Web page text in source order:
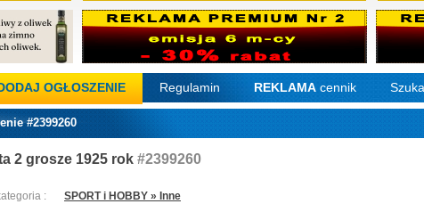
OGŁOSZENIE Regulamin REKLAMA cennik
#2399260
2 grosze 1925 rok #2399260
:
SPORT i HOBBY » Inne